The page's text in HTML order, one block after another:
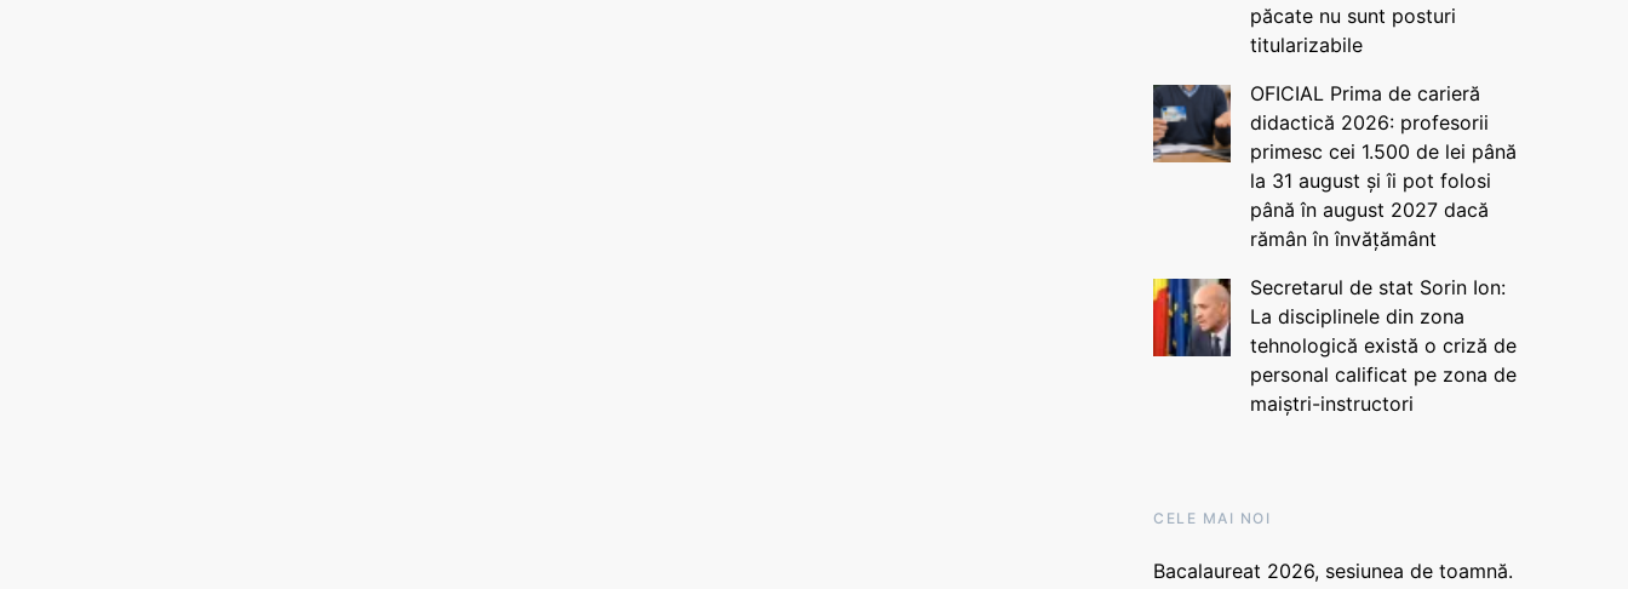
păcate nu sunt posturi
titularizabile
OFICIAL Prima de carieră
didactică 2026: profesorii
primesc cei 1.500 de lei până
la 31 august și îi pot folosi
până în august 2027 dacă
rămân în învățământ
Secretarul de stat Sorin Ion:
La disciplinele din zona
tehnologică există o criză de
personal calificat pe zona de
maiștri-instructori
CELE MAI NOI
Bacalaureat 2026, sesiunea de toamnă.